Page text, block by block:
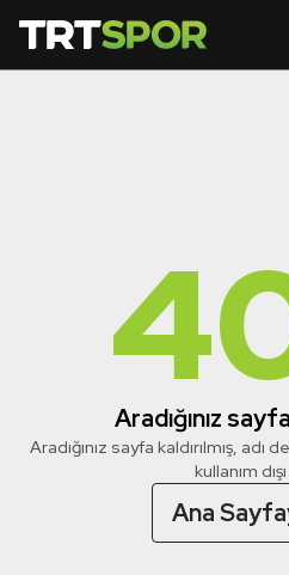
Aradığınız
Aradığınız sayfa kaldırılmış,
kullanım
Ana